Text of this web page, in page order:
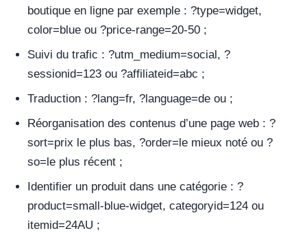
boutique en ligne par exemple : ?type=widget,
color=blue ou ?price-range=20-50 ;
Suivi du trafic : ?utm_medium=social, ?
sessionid=123 ou ?affiliateid=abc ;
Traduction : ?lang=fr, ?language=de ou ;
Réorganisation des contenus d’une page web : ?
sort=prix le plus bas, ?order=le mieux noté ou ?
so=le plus récent ;
Identifier un produit dans une catégorie : ?
product=small-blue-widget, categoryid=124 ou
itemid=24AU ;